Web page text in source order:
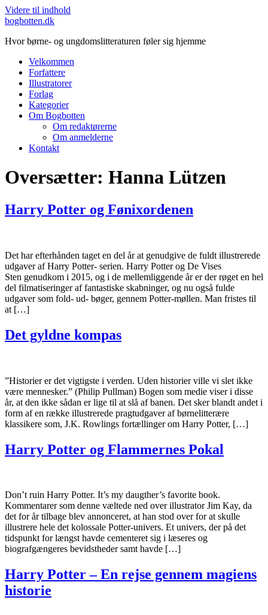
Videre til indhold
bogbotten.dk
Hvor børne- og ungdomslitteraturen føler sig hjemme
Velkommen
Forfattere
Illustratorer
Forlag
Kategorier
Om Bogbotten
Om redaktørerne
Om anmelderne
Kontakt
Oversætter: Hanna Lützen
Harry Potter og Fønixordenen
Det har efterhånden taget en del år at genudgive de fuldt illustrerede
udgaver af Harry Potter- serien. Harry Potter og De Vises
Sten genudkom i 2015, og i de mellemliggende år er der røget en hel
del filmatiseringer af fantastiske skabninger, og nu også fulde
udgaver som fold- ud- bøger, gennem Potter-møllen. Man fristes til
at […]
Det gyldne kompas
”Historier er det vigtigste i verden. Uden historier ville vi slet ikke
være mennesker.” (Philip Pullman) Bogen som medie viser i disse
år, at den ikke sådan er lige til at slå af banen. Det sker blandt andet i
form af en række illustrerede pragtudgaver af børnelitterære
klassikere som, J.K. Rowlings fortællinger om Harry Potter, […]
Harry Potter og Flammernes Pokal
Don’t ruin Harry Potter. It’s my daugther’s favorite book.
Kommentarer som denne væltede ned over illustrator Jim Kay, da
det for år tilbage blev annonceret, at han stod over for at skulle
illustrere hele det kolossale Potter-univers. Et univers, der på det
tidspunkt for længst havde cementeret sig i læseres og
biografgængeres bevidstheder samt havde […]
Harry Potter – En rejse gennem magiens
historie